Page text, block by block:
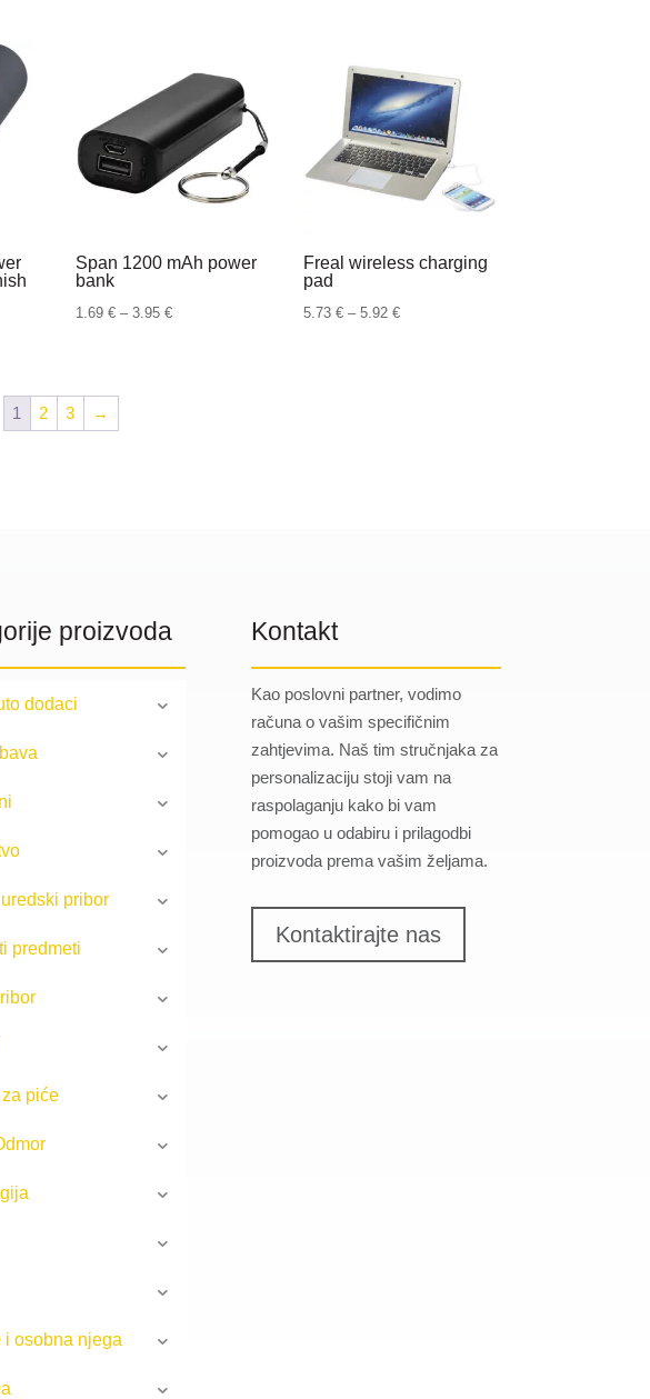
Span 1200 mAh power
bank
1.69€ – 3.95€Raspon
Freal wireless charging
pad
5.73 € – 5.92 €Raspon
1 2 3 →
proizvoda
dodaci
pribor
predmeti
piće
i osobna njega
Kontakt
Kao poslovni partner, vodimo
računa o vašim specifičnim
zahtjevima. Naš tim stručnjaka za
personalizaciju stoji vam na
raspolaganju kako bi vam
pomogao u odabiru i prilagodbi
proizvoda prema vašim željama.
Kontaktirajte nas